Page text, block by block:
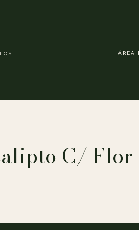
ÁREA
C/ Flor